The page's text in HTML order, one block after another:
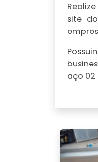
site
aço 02